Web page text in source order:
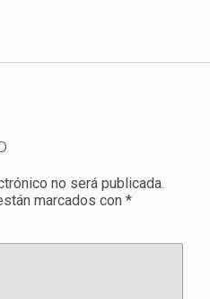
no será publicada.
marcados con *